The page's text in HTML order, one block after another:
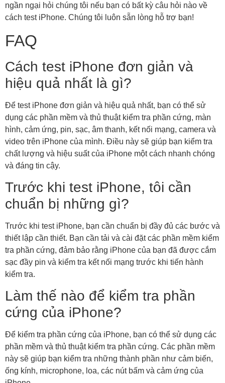
ngần ngại hỏi chúng tôi nếu bạn có bất kỳ câu hỏi nào về
cách test iPhone. Chúng tôi luôn sẵn lòng hỗ trợ bạn!
FAQ
Cách test iPhone đơn giản và
hiệu quả nhất là gì?
Để test iPhone đơn giản và hiệu quả nhất, bạn có thể sử
dụng các phần mềm và thủ thuật kiểm tra phần cứng, màn
hình, cảm ứng, pin, sạc, âm thanh, kết nối mạng, camera và
video trên iPhone của mình. Điều này sẽ giúp bạn kiểm tra
chất lượng và hiệu suất của iPhone một cách nhanh chóng
và đáng tin cậy.
Trước khi test iPhone, tôi cần
chuẩn bị những gì?
Trước khi test iPhone, bạn cần chuẩn bị đầy đủ các bước và
thiết lập cần thiết. Bạn cần tải và cài đặt các phần mềm kiểm
tra phần cứng, đảm bảo rằng iPhone của bạn đã được cắm
sạc đầy pin và kiểm tra kết nối mạng trước khi tiến hành
kiểm tra.
Làm thế nào để kiểm tra phần
cứng của iPhone?
Để kiểm tra phần cứng của iPhone, bạn có thể sử dụng các
phần mềm và thủ thuật kiểm tra phần cứng. Các phần mềm
này sẽ giúp bạn kiểm tra những thành phần như cảm biến,
ống kính, microphone, loa, các nút bấm và cảm ứng của